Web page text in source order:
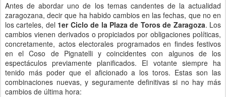
Antes de abordar uno de los temas candentes de la actualidad
zaragozana, decir que ha habido cambios en las fechas, que no en
los carteles, del 1er Ciclo de la Plaza de Toros de Zaragoza. Los
cambios vienen derivados o propiciados por obligaciones políticas,
concretamente, actos electorales programados en findes festivos
en el Coso de Pignatelli y coincidentes con algunos de los
espectáculos previamente planificados. El votante siempre ha
tenido más poder que el aficionado a los toros. Estas son las
combinaciones nuevas, y seguramente definitivas si no hay más
cambios de última hora: